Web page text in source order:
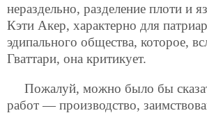
нераздельно, разделение плоти и
Кэти Акер, характерно для
эдипального общества, которое,
Гваттари, она критикует.
Пожалуй, можно было бы
работ — производство,